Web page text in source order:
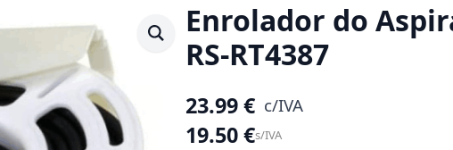
Enrolador do
RS-RT4387
23.99€ c/IVA
19.50€s/IVA